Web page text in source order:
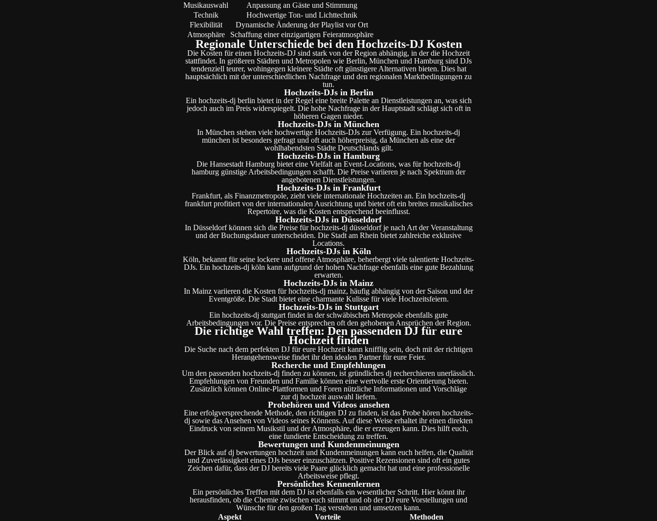
Musikauswahl
Anpassung an Gäste und Stimmung
Technik
Hochwertige Ton- und Lichttechnik
Flexibilität
Dynamische Änderung der Playlist vor Ort
Atmosphäre
Schaffung einer einzigartigen Feieratmosphäre
Regionale Unterschiede bei den Hochzeits-DJ Kosten
Die Kosten für einen Hochzeits-DJ sind stark von der Region abhängig, in der die Hochzeit
stattfindet. In größeren Städten und Metropolen wie Berlin, München und Hamburg sind DJs
tendenziell teurer, wohingegen kleinere Städte oft günstigere Alternativen bieten. Dies hat
hauptsächlich mit der unterschiedlichen Nachfrage und den regionalen Marktbedingungen zu
tun.
Hochzeits-DJs in Berlin
Ein hochzeits-dj berlin bietet in der Regel eine breite Palette an Dienstleistungen an, was sich
jedoch auch im Preis widerspiegelt. Die hohe Nachfrage in der Hauptstadt schlägt sich oft in
höheren Gagen nieder.
Hochzeits-DJs in München
In München stehen viele hochwertige Hochzeits-DJs zur Verfügung. Ein hochzeits-dj
münchen ist besonders gefragt und oft auch höherpreisig, da München als eine der
wohlhabendsten Städte Deutschlands gilt.
Hochzeits-DJs in Hamburg
Die Hansestadt Hamburg bietet eine Vielfalt an Event-Locations, was für hochzeits-dj
hamburg günstige Arbeitsbedingungen schafft. Die Preise variieren je nach Spektrum der
angebotenen Dienstleistungen.
Hochzeits-DJs in Frankfurt
Frankfurt, als Finanzmetropole, zieht viele internationale Hochzeiten an. Ein hochzeits-dj
frankfurt profitiert von der internationalen Ausrichtung und bietet oft ein breites musikalisches
Repertoire, was die Kosten entsprechend beeinflusst.
Hochzeits-DJs in Düsseldorf
In Düsseldorf können sich die Preise für hochzeits-dj düsseldorf je nach Art der Veranstaltung
und der Buchungsdauer unterscheiden. Die Stadt am Rhein bietet zahlreiche exklusive
Locations.
Hochzeits-DJs in Köln
Köln, bekannt für seine lockere und offene Atmosphäre, beherbergt viele talentierte Hochzeits-
DJs. Ein hochzeits-dj köln kann aufgrund der hohen Nachfrage ebenfalls eine gute Bezahlung
erwarten.
Hochzeits-DJs in Mainz
In Mainz variieren die Kosten für hochzeits-dj mainz, häufig abhängig von der Saison und der
Eventgröße. Die Stadt bietet eine charmante Kulisse für viele Hochzeitsfeiern.
Hochzeits-DJs in Stuttgart
Ein hochzeits-dj stuttgart findet in der schwäbischen Metropole ebenfalls gute
Arbeitsbedingungen vor. Die Preise entsprechen oft den gehobenen Ansprüchen der Region.
Die richtige Wahl treffen: Den passenden DJ für eure
Hochzeit finden
Die Suche nach dem perfekten DJ für eure Hochzeit kann knifflig sein, doch mit der richtigen
Herangehensweise findet ihr den idealen Partner für eure Feier.
Recherche und Empfehlungen
Um den passenden hochzeits-dj finden zu können, ist gründliches dj recherchieren unerlässlich.
Empfehlungen von Freunden und Familie können eine wertvolle erste Orientierung bieten.
Zusätzlich können Online-Plattformen und Foren nützliche Informationen und Vorschläge
zur dj hochzeit auswahl liefern.
Probehören und Videos ansehen
Eine erfolgversprechende Methode, den richtigen DJ zu finden, ist das Probe hören hochzeits-
dj sowie das Ansehen von Videos seines Könnens. Auf diese Weise erhaltet ihr einen direkten
Eindruck von seinem Musikstil und der Atmosphäre, die er erzeugen kann. Dies hilft euch,
eine fundierte Entscheidung zu treffen.
Bewertungen und Kundenmeinungen
Der Blick auf dj bewertungen hochzeit und Kundenmeinungen kann euch helfen, die Qualität
und Zuverlässigkeit eines DJs besser einzuschätzen. Positive Rezensionen sind oft ein gutes
Zeichen dafür, dass der DJ bereits viele Paare glücklich gemacht hat und eine professionelle
Arbeitsweise pflegt.
Persönliches Kennenlernen
Ein persönliches Treffen mit dem DJ ist ebenfalls ein wesentlicher Schritt. Hier könnt ihr
herausfinden, ob die Chemie zwischen euch stimmt und ob der DJ eure Vorstellungen und
Wünsche für den großen Tag verstehen und umsetzen kann.
Aspekt
Vorteile Methoden